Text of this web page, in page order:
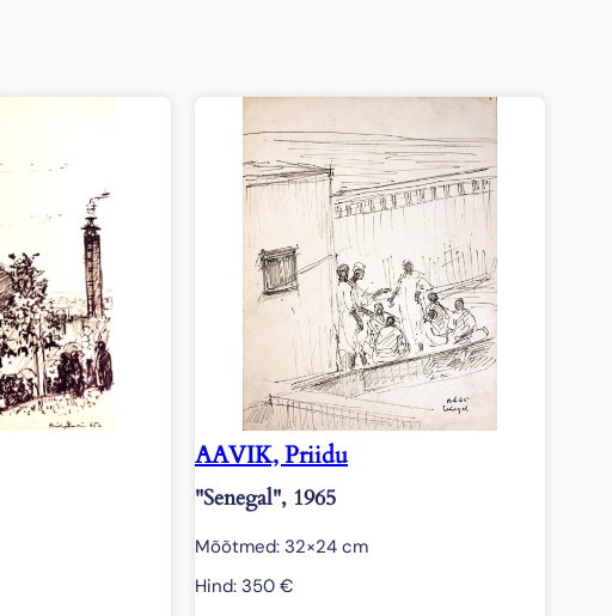
AAVIK, Priidu
"Senegal", 1965
Mõõtmed: 32×24 cm
Hind: 350 €